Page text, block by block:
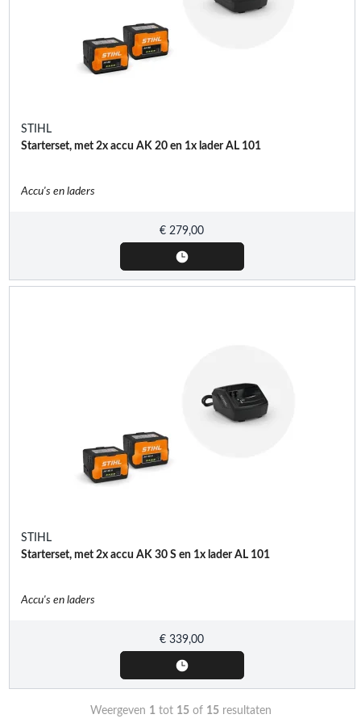
STIHL
Starterset, met 2x accu AK 20 en 1x lader AL 101
Accu's en laders
€ 279,00
STIHL
Starterset, met 2x accu AK 30 S en 1x lader AL 101
Accu's en laders
€ 339,00
Weergeven 1tot 15of 15resultaten